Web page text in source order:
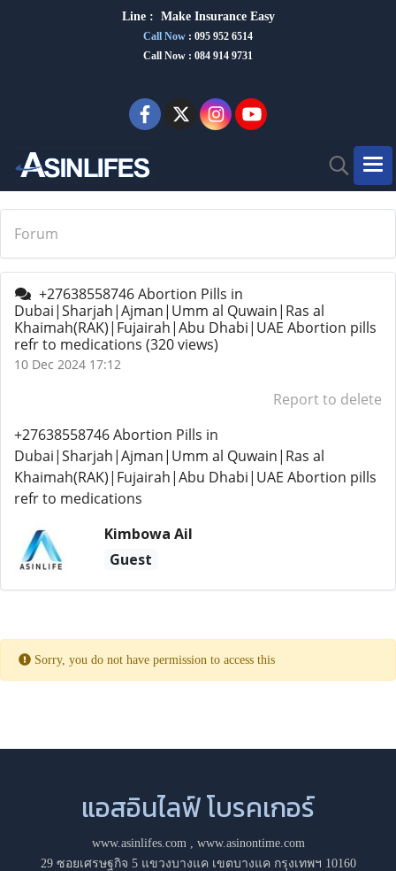
Line : Make Insurance Easy
Call Now : 095 952 6514
Call Now : 084 914 9731
Forum
+27638558746 Abortion Pills in
Dubai|Sharjah|Ajman|Umm al Quwain|Ras al
Khaimah(RAK)|Fujairah|Abu Dhabi|UAE Abortion pills
refr to medications (320 views)
10 Dec 2024 17:12
Report to delete
+27638558746 Abortion Pills in
Dubai|Sharjah|Ajman|Umm al Quwain|Ras al
Khaimah(RAK)|Fujairah|Abu Dhabi|UAE Abortion pills
refr to medications
Kimbowa Ail
Guest
Sorry, you do not have permission to access this
แอสอินไลฟ์ โบรคเกอร์
www.asinlifes.com, www.asinontime.com
29 ซอยเศรษฐกิจ 5 แขวงบางแค เขตบางแค กรุงเทพฯ 10160